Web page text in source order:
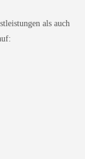
als auch